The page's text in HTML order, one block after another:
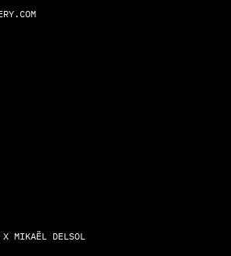
MIKAËL DELSOL